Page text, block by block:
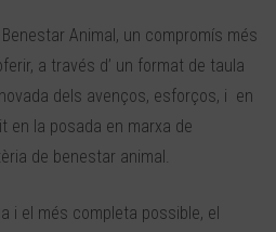
Animal, un compromís més
a través d’ un format de taula
dels avenços, esforços, i en
en la posada en marxa de
de benestar animal.
i el més completa possible, el